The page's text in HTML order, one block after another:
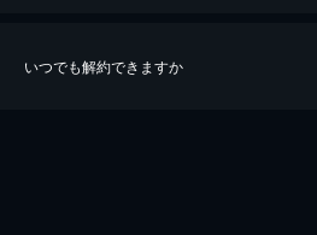
いつでも解約できますか